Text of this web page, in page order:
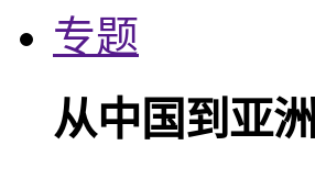
专题
从中国到亚